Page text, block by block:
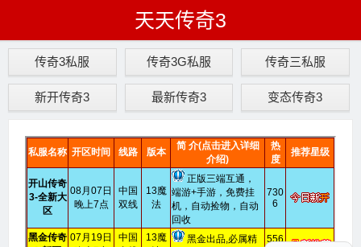
天天传奇3
传奇3私服 传奇3G私服 传奇三私服
新开传奇3 最新传奇3 变态传奇3